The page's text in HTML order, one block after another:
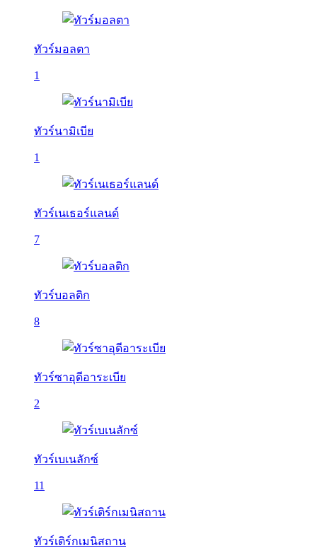
ทัวร์มอลตา
1
ทัวร์นามิเบีย
1
ทัวร์เนเธอร์แลนด์
7
ทัวร์บอลติก
8
ทัวร์ซาอุดีอาระเบีย
2
ทัวร์เบเนลักซ์
11
ทัวร์เติร์กเมนิสถาน